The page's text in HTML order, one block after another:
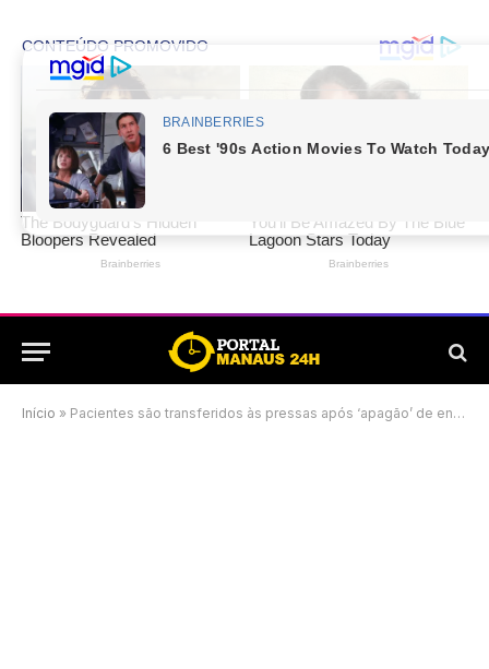
Início » Pacientes são transferidos às pressas após ‘apagão’ de energia em hospital de Manaus